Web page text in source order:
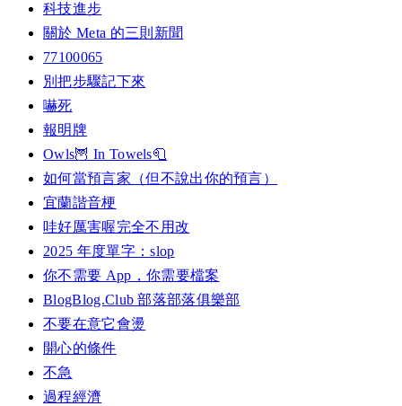
科技進步
關於 Meta 的三則新聞
77100065
別把步驟記下來
嚇死
報明牌
Owls🦉 In Towels🧻
如何當預言家（但不說出你的預言）
宜蘭諧音梗
哇好厲害喔完全不用改
2025 年度單字：slop
你不需要 App，你需要檔案
BlogBlog.Club 部落部落俱樂部
不要在意它會燙
開心的條件
不急
過程經濟